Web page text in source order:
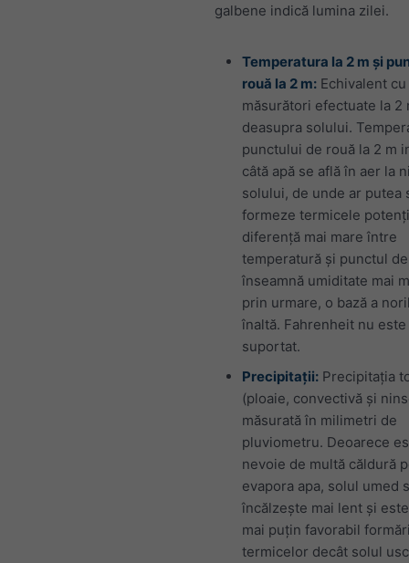
galbene indică lumina zilei.
Temperatura la 2 m și
rouă la 2 m: Echivalent cu
măsurători efectuate la 2
deasupra solului.
punctului de rouă la 2 m
câtă apă se află în aer la
solului, de unde ar putea
formeze termicele
diferență mai mare între
temperatură și punctul
înseamnă umiditate mai
prin urmare, o bază a
înaltă. Fahrenheit nu
suportat.
Precipitații: Precipitația
(ploaie, convectivă și
măsurată în milimetri de
pluviometru. Deoarece
nevoie de multă căldură
evapora apa, solul umed
încălzește mai lent și
mai puțin favorabil
termicelor decât solul